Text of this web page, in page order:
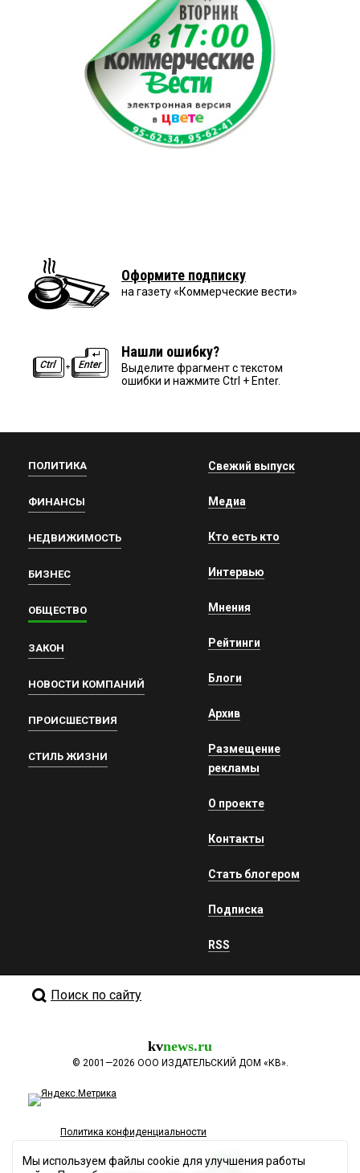
Оформите подписку
на газету «Коммерческие вести»
Нашли ошибку?
Выделите фрагмент с текстом
ошибки и нажмите Ctrl + Enter.
ПОЛИТИКА
ФИНАНСЫ
НЕДВИЖИМОСТЬ
БИЗНЕС
ОБЩЕСТВО
ЗАКОН
НОВОСТИ КОМПАНИЙ
ПРОИСШЕСТВИЯ
СТИЛЬ ЖИЗНИ
Свежий выпуск
Медиа
Кто есть кто
Интервью
Мнения
Рейтинги
Блоги
Архив
Размещение
рекламы
О проекте
Контакты
Стать блогером
Подписка
RSS
Поиск по сайту
kvnews.ru
© 2001—2026 ООО ИЗДАТЕЛЬСКИЙ ДОМ «КВ».
Политика конфиденциальности
Мы используем файлы cookie для улучшения работы